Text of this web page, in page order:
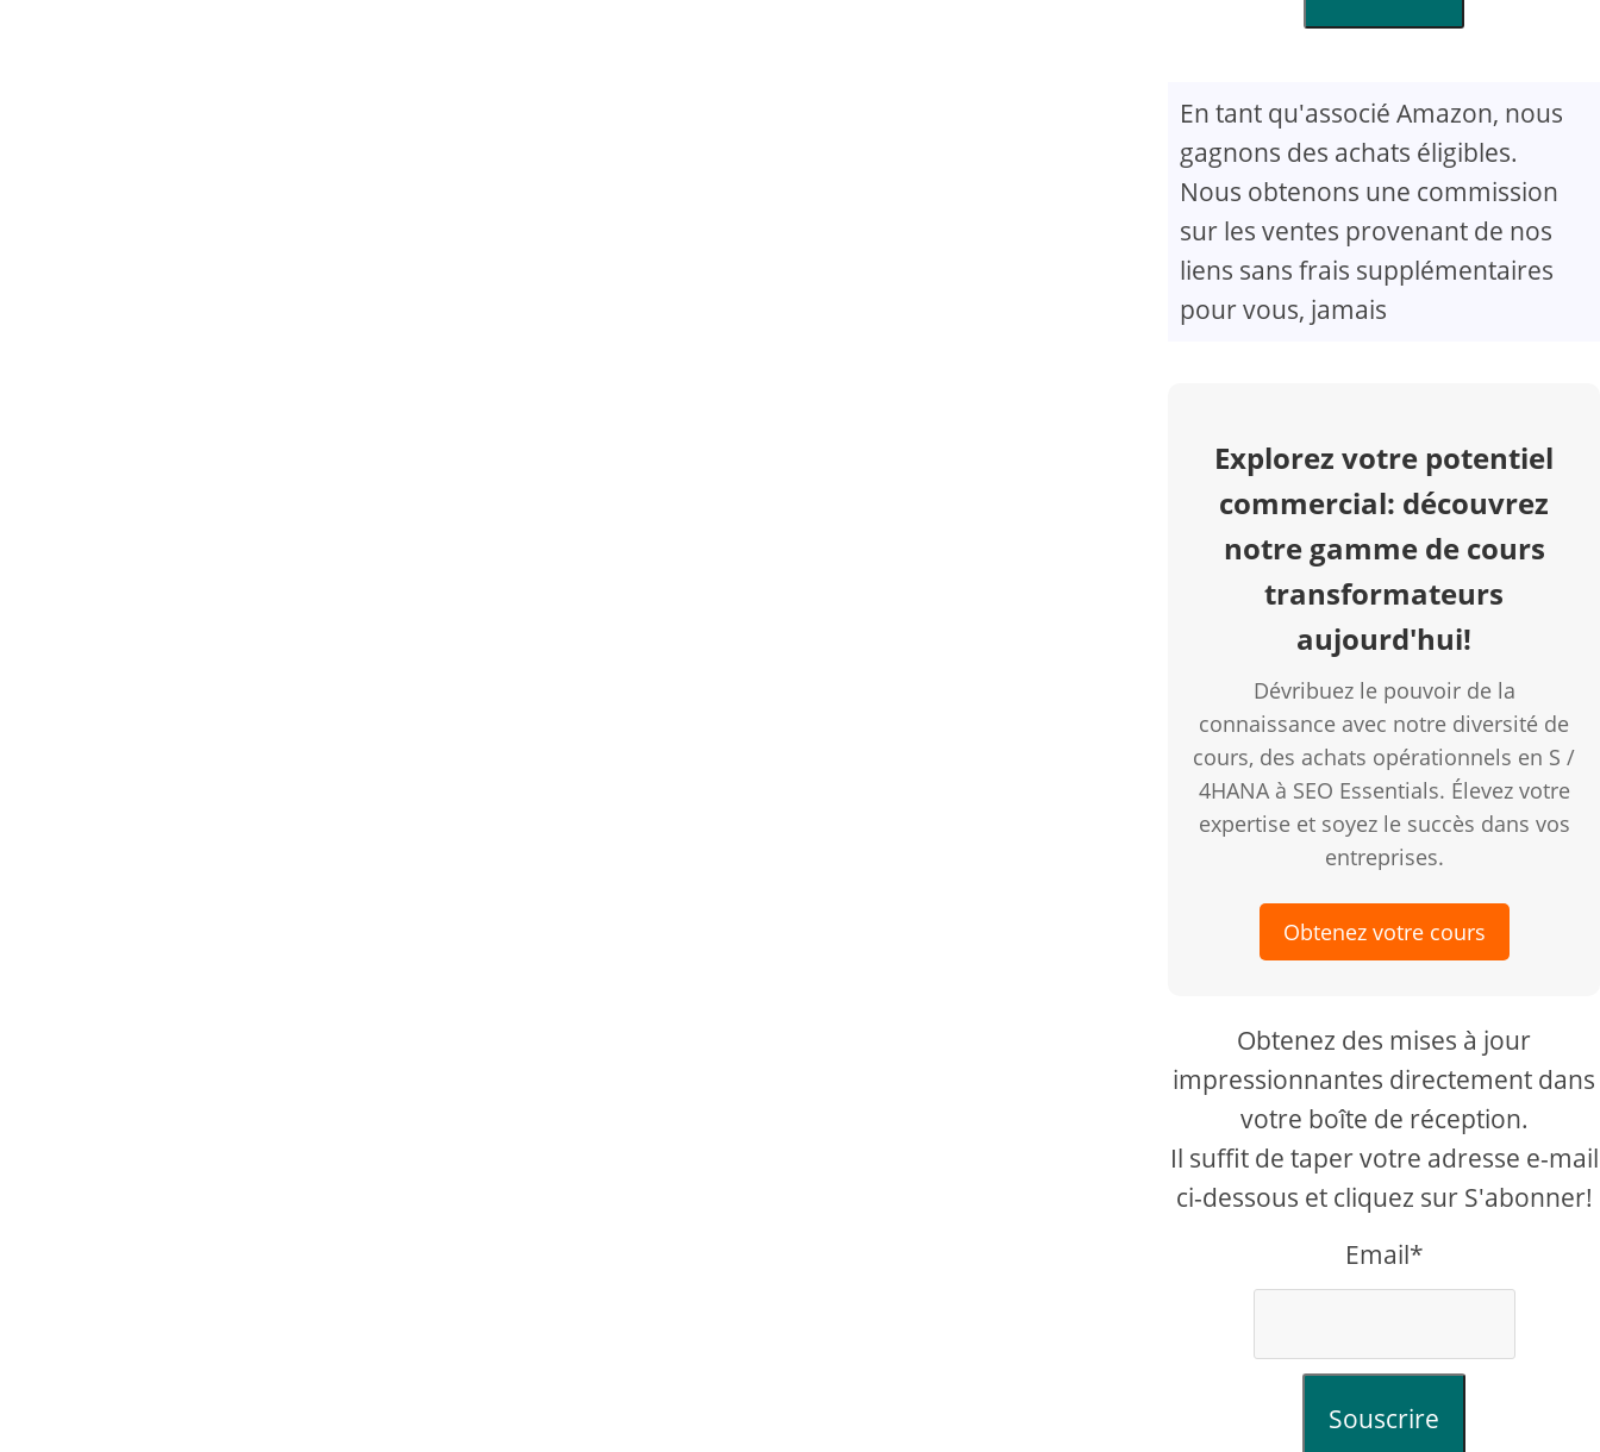
En tant qu'associé Amazon, nous
gagnons des achats éligibles.
Nous obtenons une commission
sur les ventes provenant de nos
liens sans frais supplémentaires
pour vous, jamais
Explorez votre potentiel
commercial: découvrez
notre gamme de cours
transformateurs
aujourd'hui!
Dévribuez le pouvoir de la
connaissance avec notre diversité de
cours, des achats opérationnels en S /
4HANA à SEO Essentials. Élevez votre
expertise et soyez le succès dans vos
entreprises.
Obtenez votre cours
Obtenez des mises à jour
impressionnantes directement dans
votre boîte de réception.
Il suffit de taper votre adresse e-mail
ci-dessous et cliquez sur S'abonner!
Email*
Souscrire